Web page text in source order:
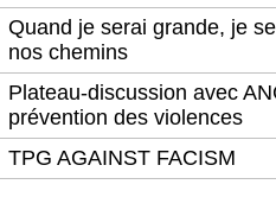
Quand je serai grande, je
nos chemins
Plateau-discussion avec
prévention des violences
TPG AGAINST FACISM